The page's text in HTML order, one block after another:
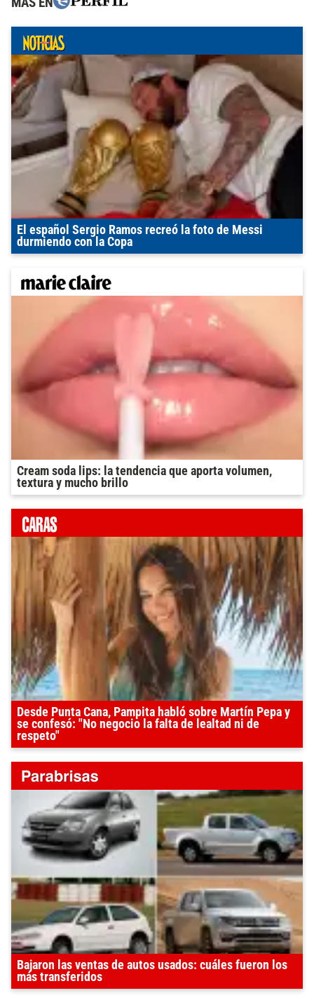
El español Sergio Ramos recreó la foto de Messi
durmiendo con la Copa
Cream soda lips: la tendencia que aporta volumen,
textura y mucho brillo
Desde Punta Cana, Pampita habló sobre Martín Pepa y
se confesó: "No negocio la falta de lealtad ni de
respeto"
Bajaron las ventas de autos usados: cuáles fueron los
más transferidos